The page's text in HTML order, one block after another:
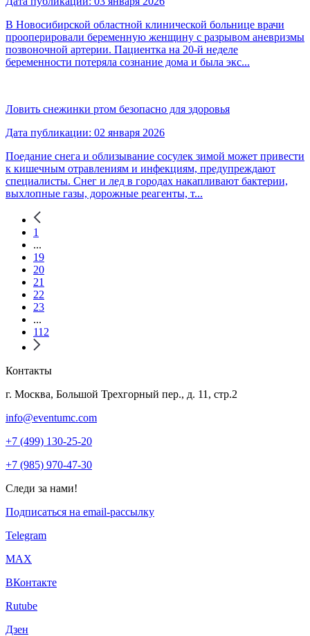
В Новосибирской областной клинической больнице врачи
прооперировали беременную женщину с разрывом аневризмы
позвоночной артерии. Пациентка на 20-й неделе
беременности потеряла сознание дома и была экс...
Ловить снежинки ртом безопасно для здоровья
Дата публикации: 02 января 2026
Поедание снега и облизывание сосулек зимой может привести
к кишечным отравлениям и инфекциям, предупреждают
специалисты. Снег и лед в городах накапливают бактерии,
выхлопные газы, дорожные реагенты, т...
1
...
19
20
21
22
23
...
112
Контакты
г. Москва, Большой Трехгорный пер., д. 11, стр.2
info@eventumc.com
+7 (499) 130-25-20
+7 (985) 970-47-30
Следи за нами!
Подписаться на email-рассылку
Telegram
МАХ
ВКонтакте
Rutube
Дзен